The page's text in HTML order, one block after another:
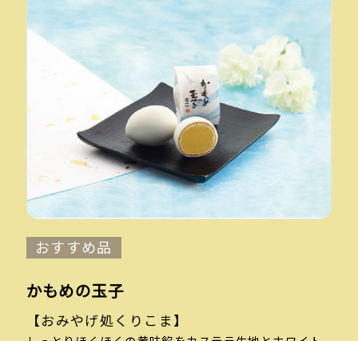
おすすめ品
かもめの玉子
【おみやげ処くりこま】